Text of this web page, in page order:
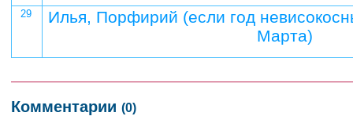
29
Илья, Порфирий (если год
Марта)
Комментарии (0)